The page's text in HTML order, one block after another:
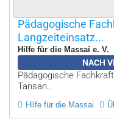
Pädagogische
Langzeiteinsatz...
Hilfe für die Massai e. V.
NACH
Pädagogische
Tansan..
Hilfe für die Massai